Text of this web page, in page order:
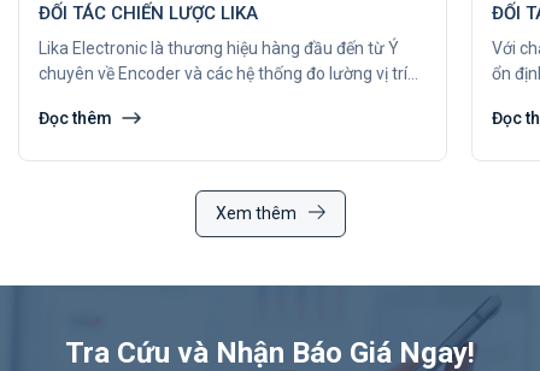
ĐỐI TÁC CHIẾN LƯỢC LIKA
Lika Electronic là thương hiệu hàng đầu đến từ Ý
chuyên về Encoder và các hệ thống đo lường vị trí
Đọc thêm
ĐỐI
Với
ổn
hiện
Đọc
Xem thêm
Tra Cứu và Nhận Báo Giá Ngay!